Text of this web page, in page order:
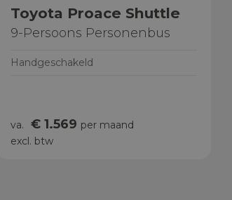
Toyota Proace Shuttle
9-Persoons Personenbus
Handgeschakeld
va. € 1.569 per maand
excl. btw